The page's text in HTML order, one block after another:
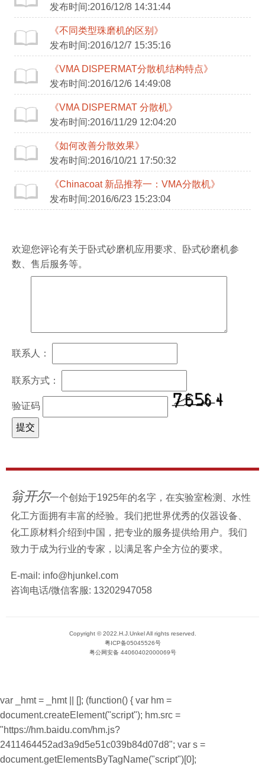
发布时间:2016/12/8 14:31:44
《不同类型珠磨机的区别》
发布时间:2016/12/7 15:35:16
《VMA DISPERMAT分散机结构特点》
发布时间:2016/12/6 14:49:08
《VMA DISPERMAT 分散机》
发布时间:2016/11/29 12:04:20
《如何改善分散效果》
发布时间:2016/10/21 17:50:32
《Chinacoat 新品推荐一：VMA分散机》
发布时间:2016/6/23 15:23:04
欢迎您评论有关于卧式砂磨机应用要求、 卧式砂磨机参
数、售后服务等。
联系人：
联系方式：
验证码
翁开尔一个创始于1925年的名字，在实验室检测、水性
化工方面拥有丰富的经验。我们把世界优秀的仪器设备、
化工原材料介绍到中国，把专业的服务提供给用户。我们
致力于成为行业的专家，以满足客户全方位的要求。
E-mail: info@hjunkel.com
咨询电话/微信客服: 13202947058
Copyright © 2022.H.J.Unkel All rights reserved.
粤ICP备05045526号
粤公网安备 44060402000069号
var _hmt = _hmt || []; (function() { var hm =
document.createElement("script"); hm.src =
"https://hm.baidu.com/hm.js?
2411464452ad3a9d5e51c039b84d07d8"; var s =
document.getElementsByTagName("script")[0];